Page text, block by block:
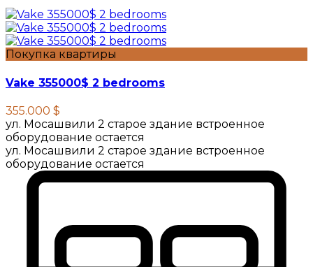
Покупка квартиры
Vake 355000$ 2 bedrooms
355.000 $
ул. Мосашвили 2 старое здание встроенное
оборудование остается
ул. Мосашвили 2 старое здание встроенное
оборудование остается